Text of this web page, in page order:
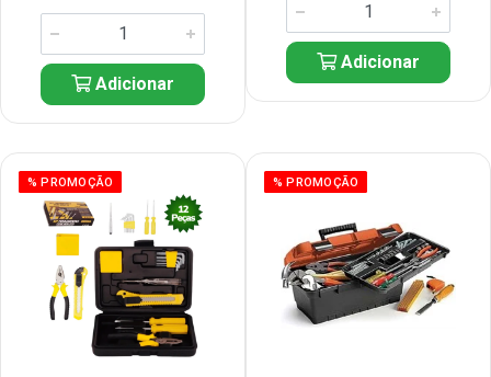
Adicionar
Adicionar
% PROMOÇÃO % PROMOÇÃO